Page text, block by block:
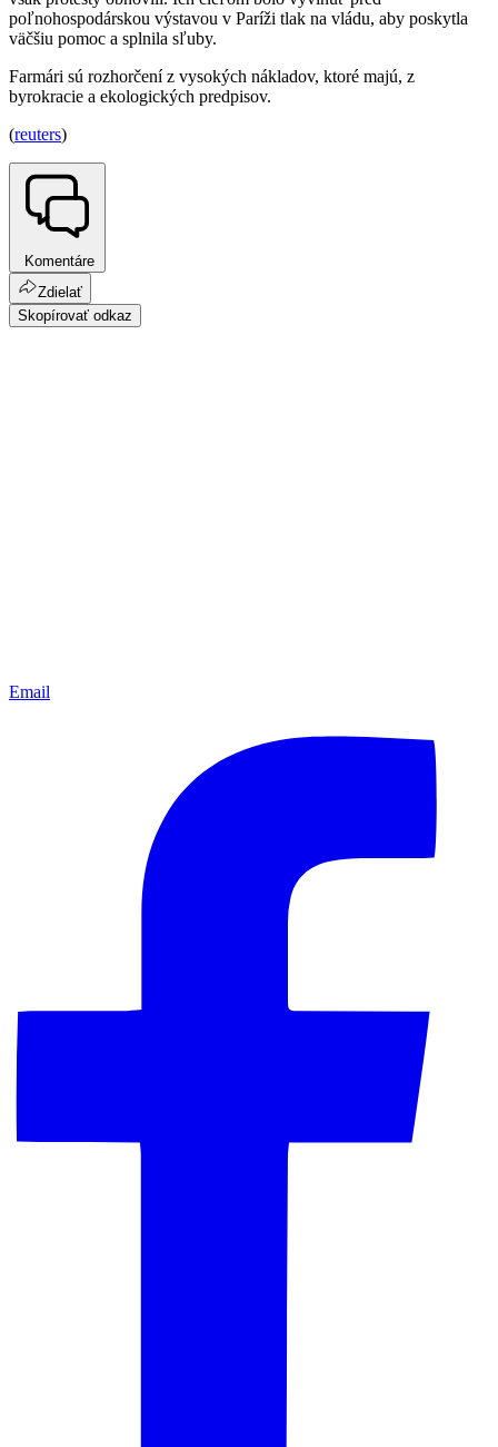
poľnohospodárskou výstavou v Paríži tlak na vládu, aby poskytla
väčšiu pomoc a splnila sľuby.
Farmári sú rozhorčení z vysokých nákladov, ktoré majú, z
byrokracie a ekologických predpisov.
(reuters)
Komentáre
Zdielať
Skopírovať odkaz
Email